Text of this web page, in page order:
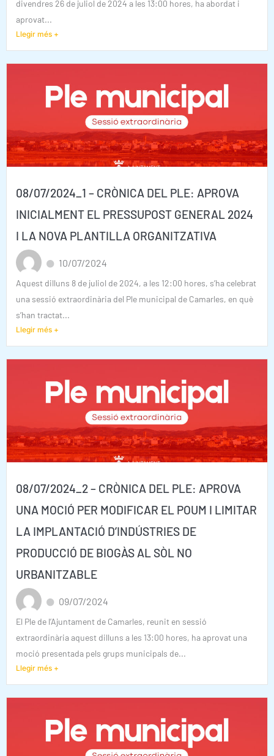
divendres 26 de juliol de 2024 a les 13:00 hores, ha abordat i
aprovat...
Llegir més +
08/07/2024_1 – CRÒNICA DEL PLE: APROVA
INICIALMENT EL PRESSUPOST GENERAL 2024
I LA NOVA PLANTILLA ORGANITZATIVA
10/07/2024
Aquest dilluns 8 de juliol de 2024, a les 12:00 hores, s’ha celebrat
una sessió extraordinària del Ple municipal de Camarles, en què
s’han tractat...
Llegir més +
08/07/2024_2 – CRÒNICA DEL PLE: APROVA
UNA MOCIÓ PER MODIFICAR EL POUM I LIMITAR
LA IMPLANTACIÓ D’INDÚSTRIES DE
PRODUCCIÓ DE BIOGÀS AL SÒL NO
URBANITZABLE
09/07/2024
El Ple de l’Ajuntament de Camarles, reunit en sessió
extraordinària aquest dilluns a les 13:00 hores, ha aprovat una
moció presentada pels grups municipals de...
Llegir més +